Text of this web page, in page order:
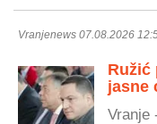
Vranjenews 07.08.2026
Ružić
jasne
Vranje